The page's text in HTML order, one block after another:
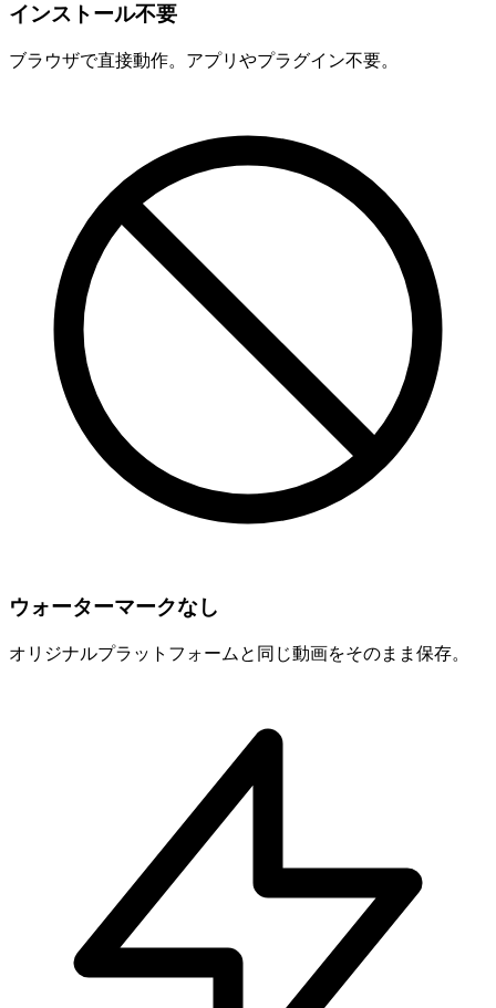
インストール不要
ブラウザで直接動作。アプリやプラグイン不要。
ウォーターマークなし
オリジナルプラットフォームと同じ動画をそのまま保存。